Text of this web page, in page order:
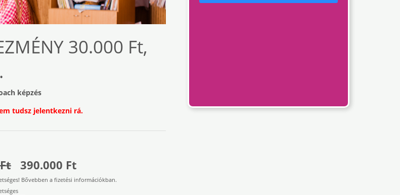
30.000 Ft,
képzés
tudsz jelentkezni rá.
390.000 Ft
Bővebben a fizetési információkban.